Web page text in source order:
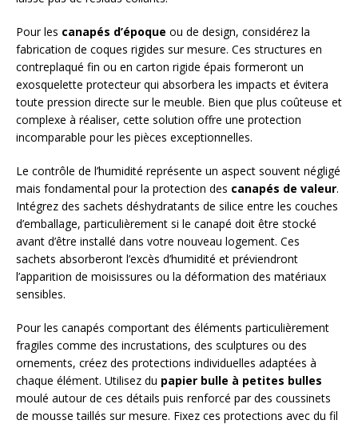
Pour les canapés d’époque ou de design, considérez la
fabrication de coques rigides sur mesure. Ces structures en
contreplaqué fin ou en carton rigide épais formeront un
exosquelette protecteur qui absorbera les impacts et évitera
toute pression directe sur le meuble. Bien que plus coûteuse et
complexe à réaliser, cette solution offre une protection
incomparable pour les pièces exceptionnelles.
Le contrôle de l’humidité représente un aspect souvent négligé
mais fondamental pour la protection des canapés de valeur.
Intégrez des sachets déshydratants de silice entre les couches
d’emballage, particulièrement si le canapé doit être stocké
avant d’être installé dans votre nouveau logement. Ces
sachets absorberont l’excès d’humidité et préviendront
l’apparition de moisissures ou la déformation des matériaux
sensibles.
Pour les canapés comportant des éléments particulièrement
fragiles comme des incrustations, des sculptures ou des
ornements, créez des protections individuelles adaptées à
chaque élément. Utilisez du papier bulle à petites bulles
moulé autour de ces détails puis renforcé par des coussinets
de mousse taillés sur mesure. Fixez ces protections avec du fil